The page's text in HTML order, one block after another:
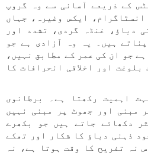
کے ذریعے آسانی سے وہ گروپ
ایکس وغیرہ، جہاں
دباؤ، غنڈہ گردی، تشدد اور
ہیں۔ یہ وہ آزادی ہے جو
جو ان کی عمر کے مطابق نہیں،
اور اخلاقی انحرافات کا
اہمیت رکھتا ہے۔ برطانوی
مبنی اور جھوٹ پر مبنی نہیں
دکھائے جاتے ہیں جو بکھرے
ذہنی دباؤ کا شکار اور تھکے
نہ تفریح کا وقت ہوتا ہے، نہ